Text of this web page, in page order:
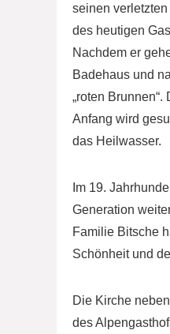
seinen
des heutigen
Nachdem er
Badehaus und
„roten Brunnen“.
Anfang wird
das Heilwasser.
Im 19.
Generation
Familie Bitsche
Schönheit und
Die Kirche
des